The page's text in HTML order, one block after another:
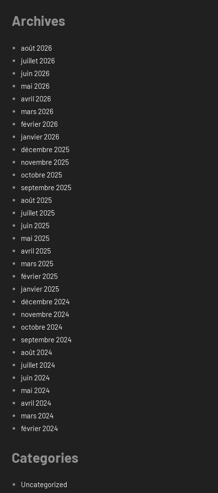
Archives
août 2026
juillet 2026
juin 2026
mai 2026
avril 2026
mars 2026
février 2026
janvier 2026
décembre 2025
novembre 2025
octobre 2025
septembre 2025
août 2025
juillet 2025
juin 2025
mai 2025
avril 2025
mars 2025
février 2025
janvier 2025
décembre 2024
novembre 2024
octobre 2024
septembre 2024
août 2024
juillet 2024
juin 2024
mai 2024
avril 2024
mars 2024
février 2024
Categories
Uncategorized